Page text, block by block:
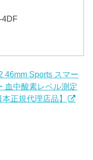
46mm Sports スマー
血中酸素レベル測定
正規代理店品】